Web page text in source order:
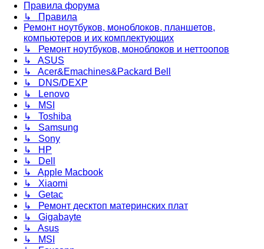
Правила форума
↳ Правила
Ремонт ноутбуков, моноблоков, планшетов,
компьютеров и их комплектующих
↳ Ремонт ноутбуков, моноблоков и неттоопов
↳ ASUS
↳ Acer&Emachines&Packard Bell
↳ DNS/DEXP
↳ Lenovo
↳ MSI
↳ Toshiba
↳ Samsung
↳ Sony
↳ HP
↳ Dell
↳ Apple Macbook
↳ Xiaomi
↳ Getac
↳ Ремонт десктоп материнских плат
↳ Gigabayte
↳ Asus
↳ MSI